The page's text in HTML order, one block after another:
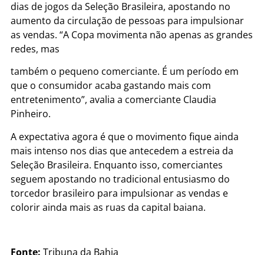
dias de jogos da Seleção Brasileira, apostando no
aumento da circulação de pessoas para impulsionar
as vendas. “A Copa movimenta não apenas as grandes
redes, mas
também o pequeno comerciante. É um período em
que o consumidor acaba gastando mais com
entretenimento”, avalia a comerciante Claudia
Pinheiro.
A expectativa agora é que o movimento fique ainda
mais intenso nos dias que antecedem a estreia da
Seleção Brasileira. Enquanto isso, comerciantes
seguem apostando no tradicional entusiasmo do
torcedor brasileiro para impulsionar as vendas e
colorir ainda mais as ruas da capital baiana.
Fonte: Tribuna da Bahia